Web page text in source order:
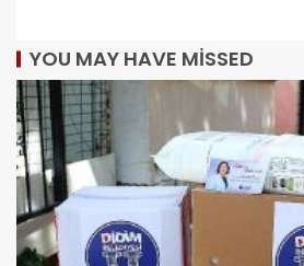
YOU MAY HAVE MISSED